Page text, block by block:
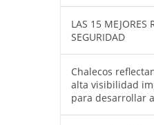
LAS 15 MEJORES
SEGURIDAD
Chalecos
alta visibilidad
para desarrollar